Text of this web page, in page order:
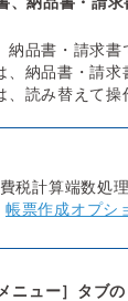
納品書・請求
、納品書・請
、読み替えて操
税計算端数処
帳票作成オプシ
メニュー］タブ